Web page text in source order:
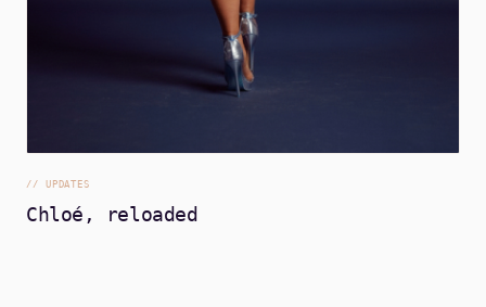
// UPDATES
Chloé, reloaded